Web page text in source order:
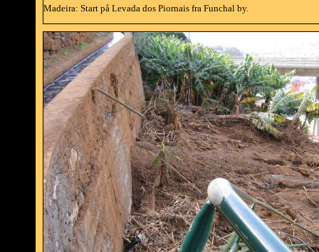
Madeira: Start på Levada dos Piornais fra Funchal by.